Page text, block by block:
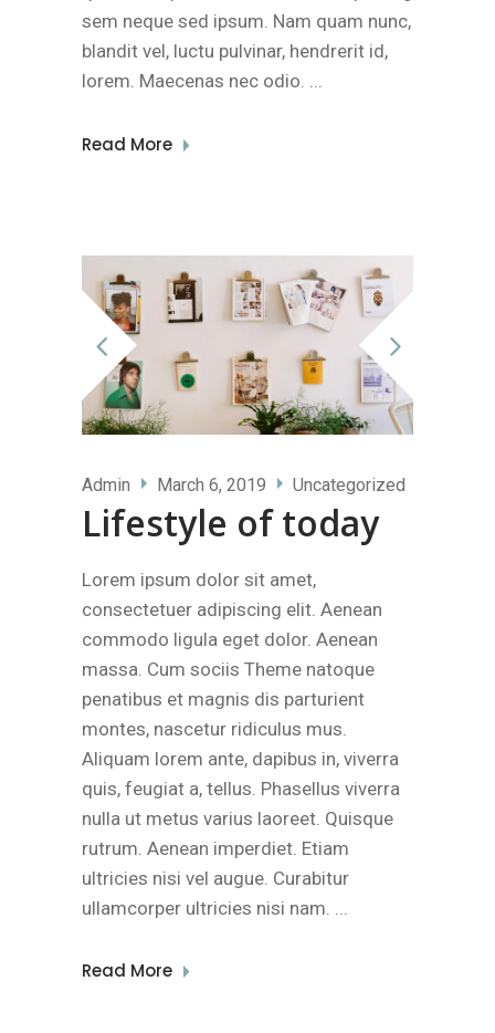
sem neque sed ipsum. Nam quam nunc,
blandit vel, luctu pulvinar, hendrerit id,
lorem. Maecenas nec odio.
Read More
Admin March 6, 2019 Uncategorized
Lifestyle of today
Lorem ipsum dolor sit amet,
consectetuer adipiscing elit. Aenean
commodo ligula eget dolor. Aenean
massa. Cum sociis Theme natoque
penatibus et magnis dis parturient
montes, nascetur ridiculus mus.
Aliquam lorem ante, dapibus in, viverra
quis, feugiat a, tellus. Phasellus viverra
nulla ut metus varius laoreet. Quisque
rutrum. Aenean imperdiet. Etiam
ultricies nisi vel augue. Curabitur
ullamcorper ultricies nisi nam.
Read More